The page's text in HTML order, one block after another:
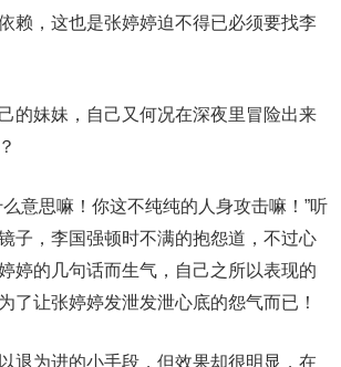
赖，这也是张婷婷迫不得已必须要找李
的妹妹，自己又何况在深夜里冒险出来
意思嘛！你这不纯纯的人身攻击嘛！”听
子，李国强顿时不满的抱怨道，不过心
婷的几句话而生气，自己之所以表现的
了让张婷婷发泄发泄心底的怨气而已！
退为进的小手段，但效果却很明显，在